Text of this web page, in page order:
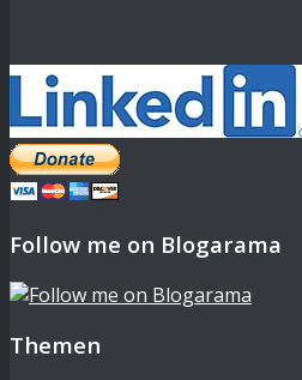
Follow me on Blogarama
Themen